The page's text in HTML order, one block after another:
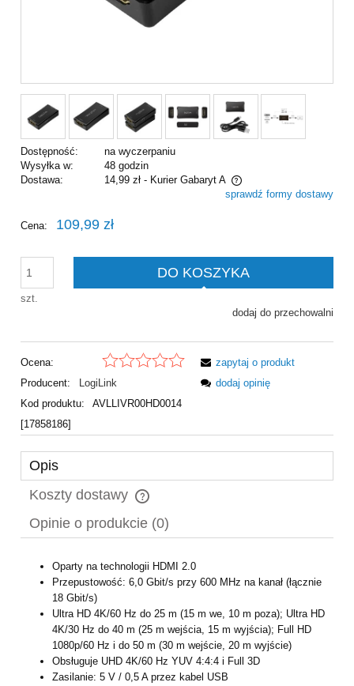
Dostępność:
na wyczerpaniu
Wysyłka w:
48 godzin
Dostawa:
14,99 zł - Kurier Gabaryt A
Cena nie zawiera ewentualnych kosztów płatnościsprawdź formy dostawy
Cena: 109,99 zł
szt.
DO KOSZYKA
dodaj do przechowalni
Ocena:
Producent:
LogiLink
Kod produktu:
AVLLIVR00HD0014
[17858186]
zapytaj o produkt
dodaj opinię
Opis
Koszty dostawy
Cena nie zawiera ewentualnych kosztów płatności
Opinie o produkcie (0)
Oparty na technologii HDMI 2.0
Przepustowość: 6,0 Gbit/s przy 600 MHz na kanał (łącznie
18 Gbit/s)
Ultra HD 4K/60 Hz do 25 m (15 m we, 10 m poza); Ultra HD
4K/30 Hz do 40 m (25 m wejścia, 15 m wyjścia); Full HD
1080p/60 Hz i do 50 m (30 m wejście, 20 m wyjście)
Obsługuje UHD 4K/60 Hz YUV 4:4:4 i Full 3D
Zasilanie: 5 V / 0,5 A przez kabel USB